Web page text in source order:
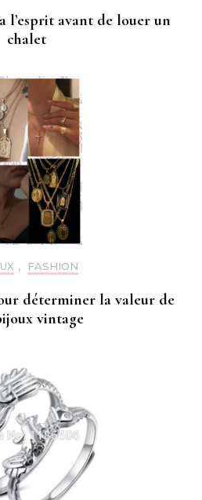
l’esprit avant de louer un
chalet
, FASHION
déterminer la valeur de
vintage